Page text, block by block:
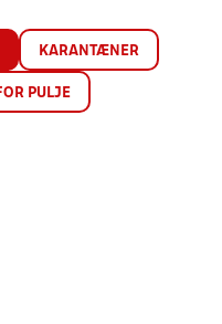
KARANTÆNER
PULJE